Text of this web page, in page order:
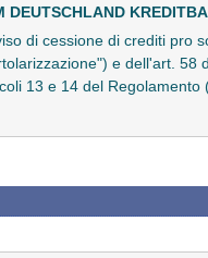
DEUTSCHLAND
di cessione di crediti pro
e dell'art. 58
13 e 14 del Regolamento